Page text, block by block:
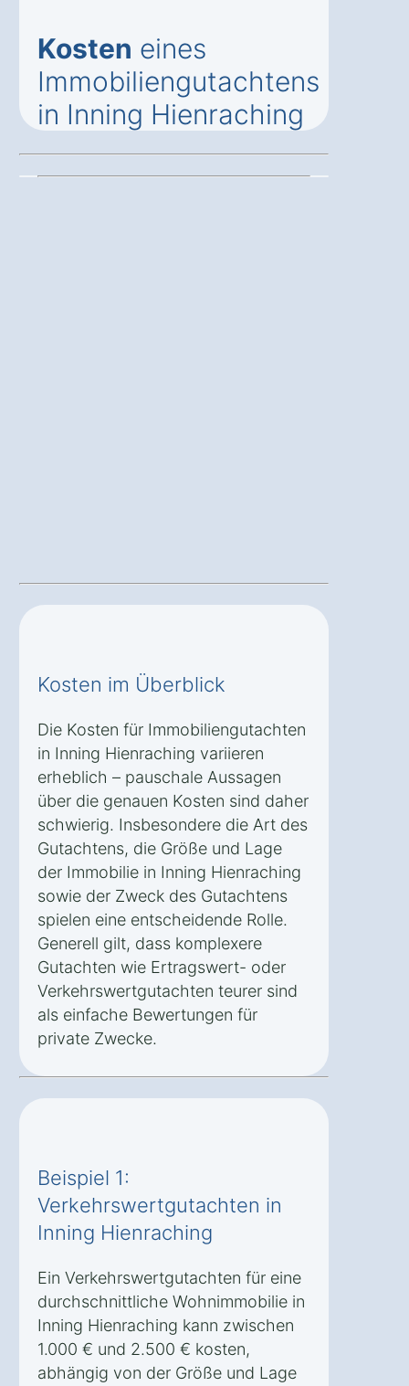
Kosten eines
Immobiliengutachtens
in Inning Hienraching
Kosten im Überblick
Die Kosten für Immobiliengutachten
in Inning Hienraching variieren
erheblich – pauschale Aussagen
über die genauen Kosten sind daher
schwierig. Insbesondere die Art des
Gutachtens, die Größe und Lage
der Immobilie in Inning Hienraching
sowie der Zweck des Gutachtens
spielen eine entscheidende Rolle.
Generell gilt, dass komplexere
Gutachten wie Ertragswert- oder
Verkehrswertgutachten teurer sind
als einfache Bewertungen für
private Zwecke.
Beispiel 1:
Verkehrswertgutachten in
Inning Hienraching
Ein Verkehrswertgutachten für eine
durchschnittliche Wohnimmobilie in
Inning Hienraching kann zwischen
1.000 € und 2.500 € kosten,
abhängig von der Größe und Lage